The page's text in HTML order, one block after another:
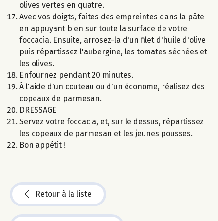
olives vertes en quatre.
Avec vos doigts, faites des empreintes dans la pâte
en appuyant bien sur toute la surface de votre
foccacia. Ensuite, arrosez-la d'un filet d'huile d'olive
puis répartissez l'aubergine, les tomates séchées et
les olives.
Enfournez pendant 20 minutes.
À l'aide d'un couteau ou d'un économe, réalisez des
copeaux de parmesan.
DRESSAGE
Servez votre foccacia, et, sur le dessus, répartissez
les copeaux de parmesan et les jeunes pousses.
Bon appétit !
Retour à la liste